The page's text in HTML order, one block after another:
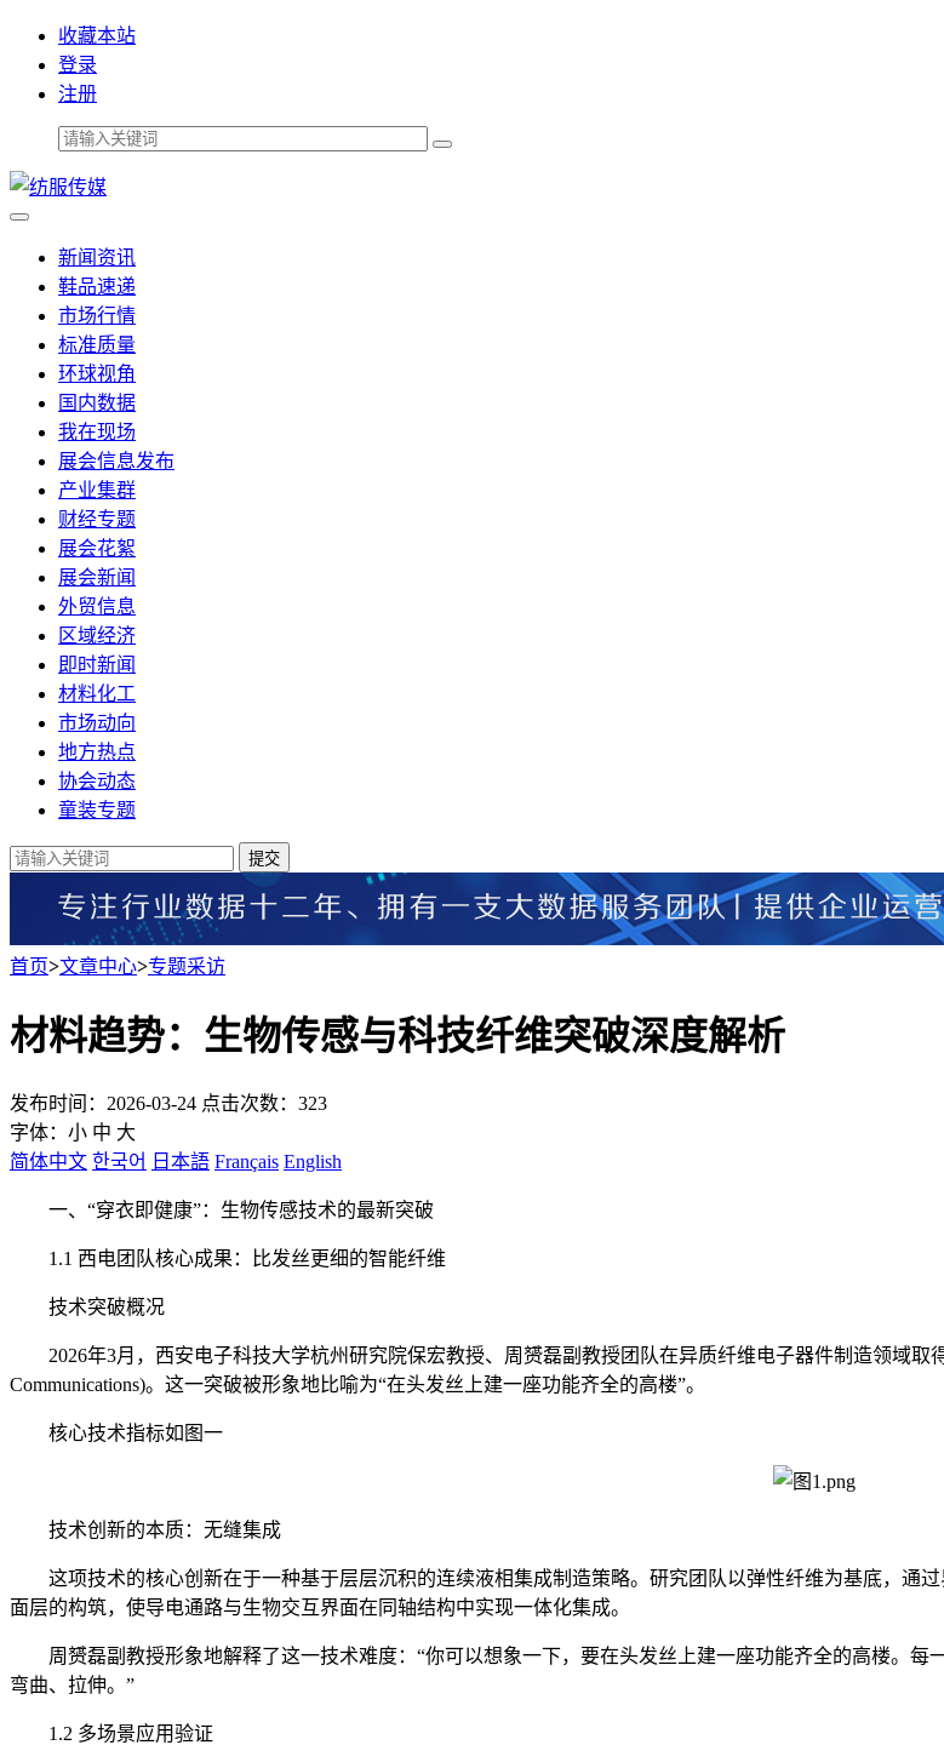
收藏本站
登录
注册
新闻资讯
鞋品速递
市场行情
标准质量
环球视角
国内数据
我在现场
展会信息发布
产业集群
财经专题
展会花絮
展会新闻
外贸信息
区域经济
即时新闻
材料化工
市场动向
地方热点
协会动态
童装专题
提交
首页>文章中心>专题采访
材料趋势：生物传感与科技纤维突破深度解析
发布时间：2026-03-24 点击次数：323
字体： 小 中 大
简体中文 한국어 日本語 Français English
一、“穿衣即健康”：生物传感技术的最新突破
1.1 西电团队核心成果：比发丝更细的智能纤维
技术突破概况
2026年3月，西安电子科技大学杭州研究院保宏教授、周赟磊副教授团队在异质纤维电子器件制造领域取
Communications)。这一突破被形象地比喻为“在头发丝上建一座功能齐全的高楼”。
核心技术指标如图一
技术创新的本质：无缝集成
这项技术的核心创新在于一种基于层层沉积的连续液相集成制造策略。研究团队以弹性纤维为基底，通
面层的构筑，使导电通路与生物交互界面在同轴结构中实现一体化集成。
周赟磊副教授形象地解释了这一技术难度：“你可以想象一下，要在头发丝上建一座功能齐全的高楼。每
弯曲、拉伸。”
1.2 多场景应用验证